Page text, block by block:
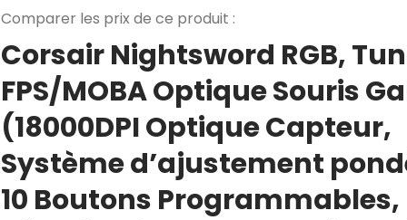
Comparer les prix de ce produit :
Corsair Nightsword RGB,
FPS/MOBA Optique Souris
(18000DPI Optique Capteur,
Système d’ajustement
10 Boutons Programmables,